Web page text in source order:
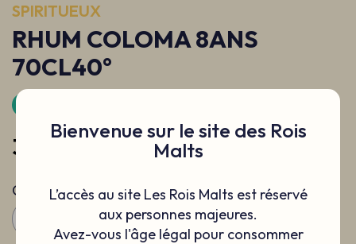
Bienvenue sur le site des Rois
Malts
L’accès au site Les Rois Malts est réservé
aux personnes majeures.
Avez-vous l'âge légal pour consommer
SPIRITUEUX
RHUM COLOMA 8ANS
70CL40°
39.5€
Quantité